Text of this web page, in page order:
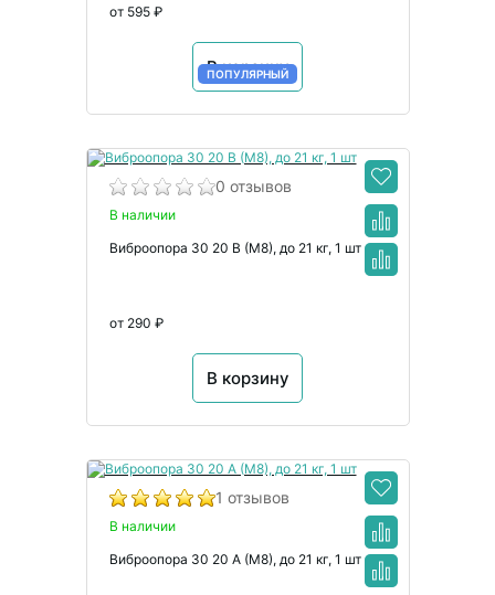
от 595 ₽
В корзину
ПОПУЛЯРНЫЙ
0 отзывов
В наличии
Виброопора 30 20 B (M8), до 21 кг, 1 шт
от 290 ₽
В корзину
1 отзывов
В наличии
Виброопора 30 20 A (M8), до 21 кг, 1 шт